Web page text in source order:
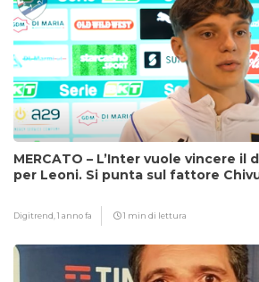
MERCATO – L’Inter vuole vincere il
per Leoni. Si punta sul fattore
Digitrend,1 anno fa 1 min di lettura